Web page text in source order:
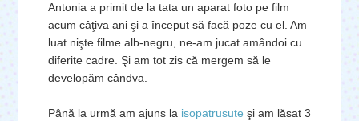
Antonia a primit de la tata un aparat foto pe film
acum câţiva ani şi a început să facă poze cu el. Am
luat nişte filme alb-negru, ne-am jucat amândoi cu
diferite cadre. Şi am tot zis că mergem să le
developăm cândva.
Până la urmă am ajuns la isopatrusute şi am lăsat 3